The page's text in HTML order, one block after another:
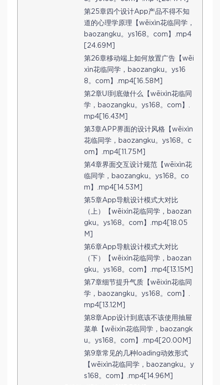
第25章四个设计App产品不得不知
道的心理学原理【wēixìn花临同学，
baozangku。ys168。com】.mp4
[24.69M]
第26章移动端上如何放置广告【wēi
xìn花临同学，baozangku。ys16
8。com】.mp4[16.58M]
第2章UI到底做什么【wēixìn花临同
学，baozangku。ys168。com】.
mp4[16.43M]
第3章APP界面的设计风格【wēixìn
花临同学，baozangku。ys168。c
om】.mp4[11.75M]
第4章界面交互设计规范【wēixìn花
临同学，baozangku。ys168。co
m】.mp4[14.53M]
第5章App导航设计模式大对比
（上）【wēixìn花临同学，baozan
gku。ys168。com】.mp4[18.05
M]
第6章App导航设计模式大对比
（下）【wēixìn花临同学，baozan
gku。ys168。com】.mp4[13.15M]
第7章细节提升气质【wēixìn花临同
学，baozangku。ys168。com】.
mp4[13.12M]
第8章App设计到底该不该使用抽屉
菜单【wēixìn花临同学，baozangk
u。ys168。com】.mp4[20.00M]
第9章常见的几种loading动效形式
【wēixìn花临同学，baozangku。y
s168。com】.mp4[14.96M]